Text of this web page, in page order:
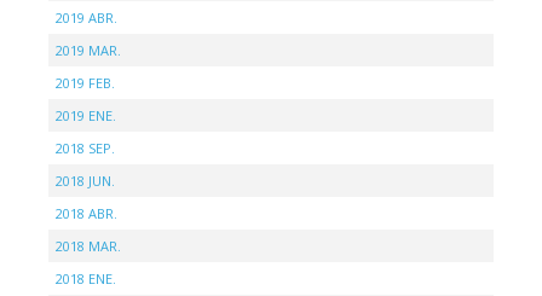
2019 ABR.
2019 MAR.
2019 FEB.
2019 ENE.
2018 SEP.
2018 JUN.
2018 ABR.
2018 MAR.
2018 ENE.